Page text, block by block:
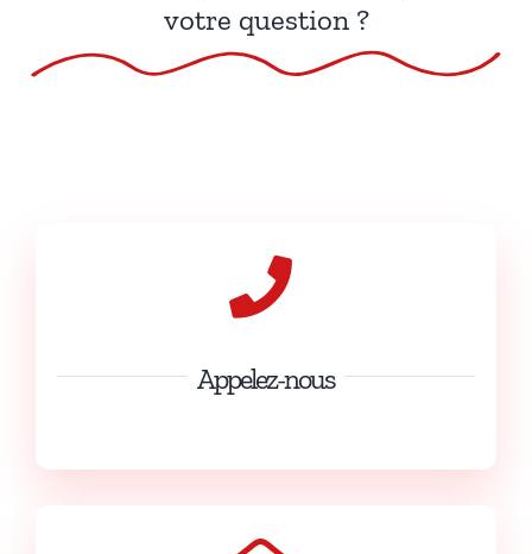
votre question ?
Appelez-nous